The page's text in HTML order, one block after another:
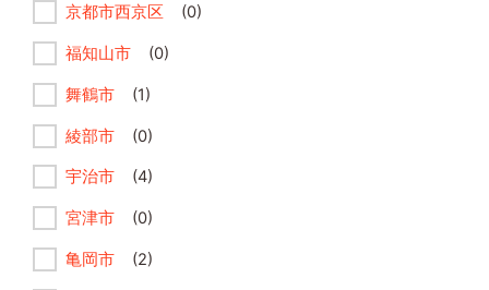
京都市西京区 (0)
福知山市 (0)
舞鶴市 (1)
綾部市 (0)
宇治市 (4)
宮津市 (0)
亀岡市 (2)